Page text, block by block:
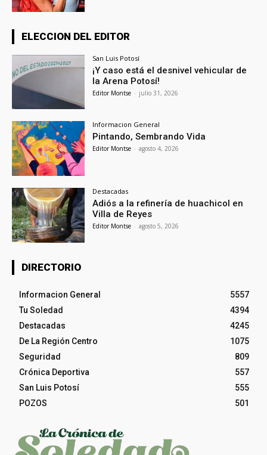
ELECCION DEL EDITOR
San Luis Potosí
¡Y caso está el desnivel vehicular de
la Arena Potosí!
Editor Montse - julio 31, 2026
Informacion General
Pintando, Sembrando Vida
Editor Montse - agosto 4, 2026
Destacadas
Adiós a la refinería de huachicol en
Villa de Reyes
Editor Montse - agosto 5, 2026
DIRECTORIO
Informacion General
5557
Tu Soledad
4394
Destacadas
4245
De La Región Centro
1075
Seguridad
809
Crónica Deportiva
557
San Luis Potosí
555
POZOS
501